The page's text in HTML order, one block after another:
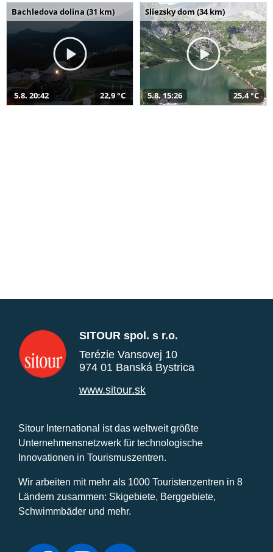
Bachledova dolina (31 km)
5.8. 20:42 22,9 °C
Sliezsky dom (34 km)
5.8. 15:26 25,4 °C
SITOUR spol. s r.o.
Terézie Vansovej 10
974 01 Banská Bystrica
www.sitour.sk
Sitour International ist das weltweit größte
Unternehmensnetzwerk für technologische
Innovationen in Tourismuszentren.
Wir arbeiten mit mehr als 1000 Touristenzentren in 8
Ländern zusammen: Skigebiete, Berggebiete,
Schwimmbäder und mehr.